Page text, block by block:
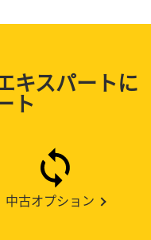
キスパートに
ト
中古オプション